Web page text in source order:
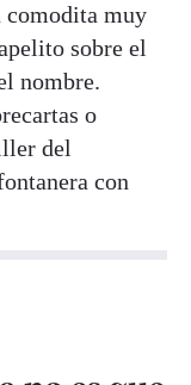
comodita muy
sobre el
nombre.
o
del
con